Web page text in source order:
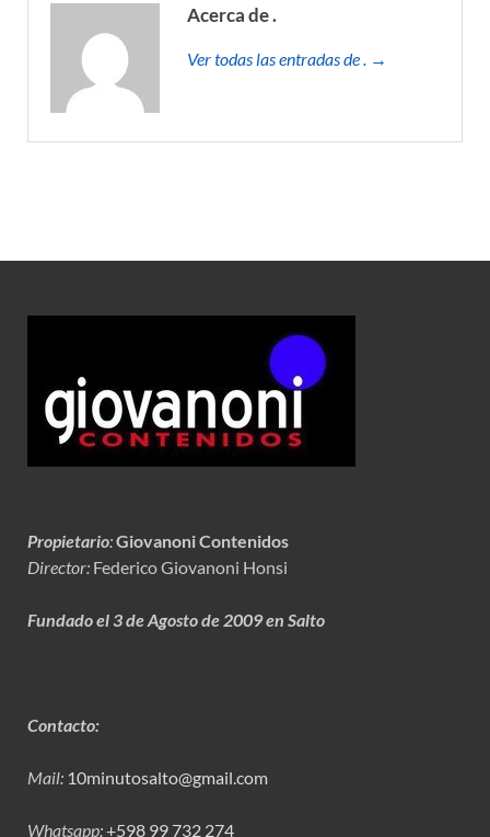
Acerca de .
Ver todas las entradas de . →
Propietario:Giovanoni Contenidos
Director: Federico Giovanoni Honsi
Fundado el 3 de Agosto de 2009 en Salto
Contacto:
Mail: 10minutosalto@gmail.com
Whatsapp:+598 99 732 274